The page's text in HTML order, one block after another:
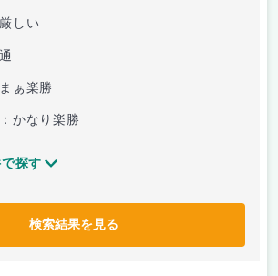
しい
まぁ楽勝
：かなり楽勝
探す
検索結果を見る